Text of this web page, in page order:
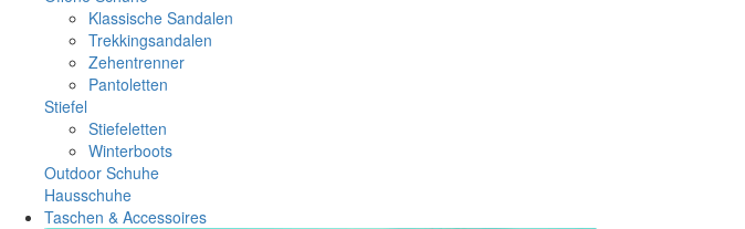
Klassische Sandalen
Trekkingsandalen
Zehentrenner
Pantoletten
Stiefel
Stiefeletten
Winterboots
Outdoor Schuhe
Hausschuhe
Taschen & Accessoires